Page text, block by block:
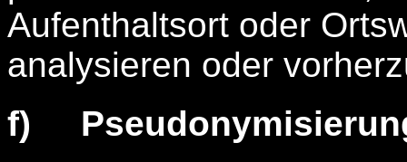
Aufenthaltsort oder
analysieren oder
f)